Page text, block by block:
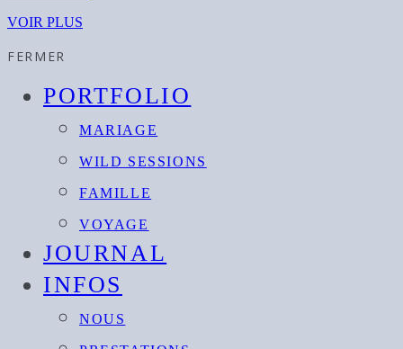
VOIR PLUS
FERMER
PORTFOLIO
MARIAGE
WILD SESSIONS
FAMILLE
VOYAGE
JOURNAL
INFOS
NOUS